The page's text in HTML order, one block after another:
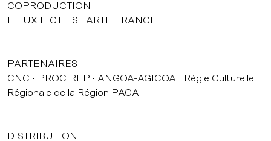
COPRODUCTION
LIEUX FICTIFS
ARTE FRANCE
PARTENAIRES
CNC
PROCIREP ANGOA-AGICOA
Régie Culturelle
Régionale de la Région PACA
DISTRIBUTION